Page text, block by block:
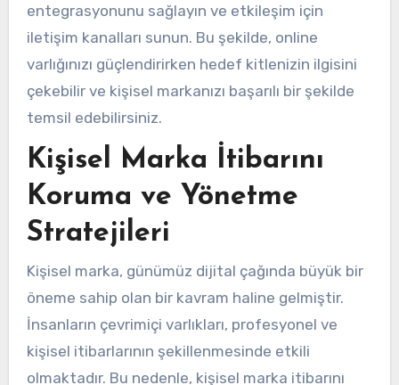
entegrasyonunu sağlayın ve etkileşim için
iletişim kanalları sunun. Bu şekilde, online
varlığınızı güçlendirirken hedef kitlenizin ilgisini
çekebilir ve kişisel markanızı başarılı bir şekilde
temsil edebilirsiniz.
Kişisel Marka İtibarını
Koruma ve Yönetme
Stratejileri
Kişisel marka, günümüz dijital çağında büyük bir
öneme sahip olan bir kavram haline gelmiştir.
İnsanların çevrimiçi varlıkları, profesyonel ve
kişisel itibarlarının şekillenmesinde etkili
olmaktadır. Bu nedenle, kişisel marka itibarını